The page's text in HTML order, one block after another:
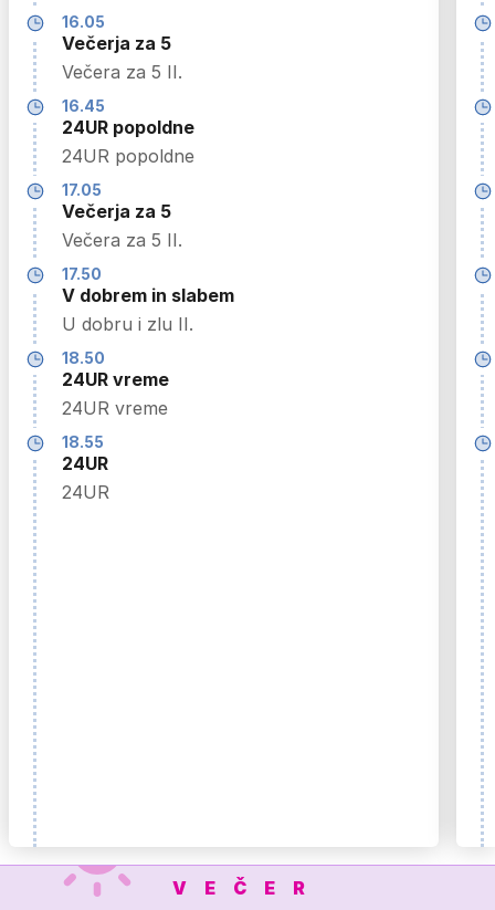
16.05
Večerja za 5
Večera za 5 II.
16.45
24UR popoldne
24UR popoldne
17.05
Večerja za 5
Večera za 5 II.
17.50
V dobrem in slabem
U dobru i zlu II.
18.50
24UR vreme
24UR vreme
18.55
24UR
24UR
VEČER